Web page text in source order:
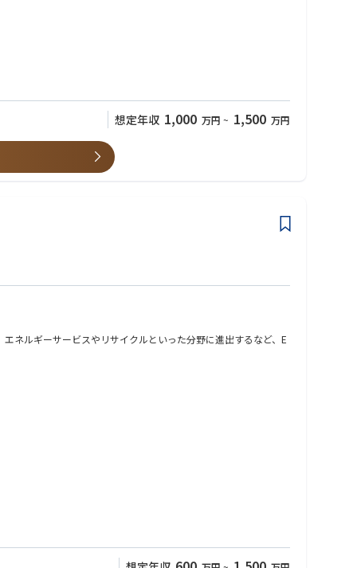
想定年収 1,000 万円 ~ 1,500 万円
ネルギーサービスやリサイクルといった分野に進出するなど、E
出をサポートするプラットフォーム構築に挑戦する部門です。